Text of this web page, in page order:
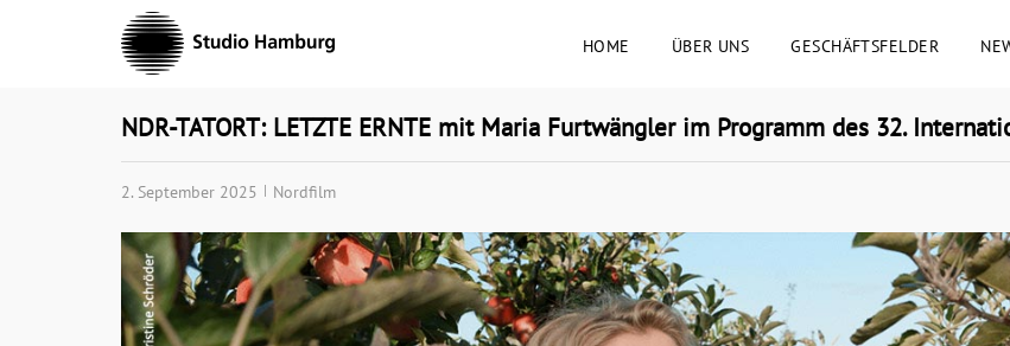
HOME ÜBER UNS GESCHÄFTSFELDER
NDR-TATORT: LETZTE ERNTE mit Maria Furtwängler im Programm des 32.
2. September 2025 Nordfilm